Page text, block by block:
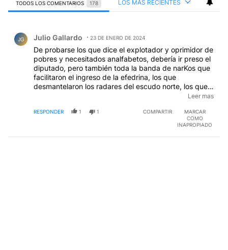
TODOS LOS COMENTARIOS 178 LOS MÁS RECIENTES
JG Julio Gallardo 23 DE ENERO DE 2024
De probarse los que dice el explotador y oprimidor de
pobres y necesitados analfabetos, debería ir preso el
diputado, pero también toda la banda de narKos que
facilitaron el ingreso de la efedrina, los que
desmantelaron los radares del escudo norte, los que
liberaron los presos con el pretexto del Covid 19 y no
de la antropóloga... poco útil, etc etc
Leer mas
RESPONDER 1 1 COMPARTIR
MARCAR
COMO
INAPROPIADO